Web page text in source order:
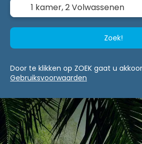
1 kamer,2 Volwassenen
Zoek!
Door te klikken op ZOEK gaat u
Gebruiksvoorwaarden